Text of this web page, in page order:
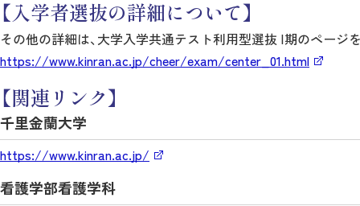
【入学者選抜の詳細について】
その他の詳細は、大学入学共通テスト利用型選抜 Ⅰ期のページ
https://www.kinran.ac.jp/cheer/exam/center_01.html
【関連リンク】
千里金蘭大学
https://www.kinran.ac.jp/
看護学部看護学科